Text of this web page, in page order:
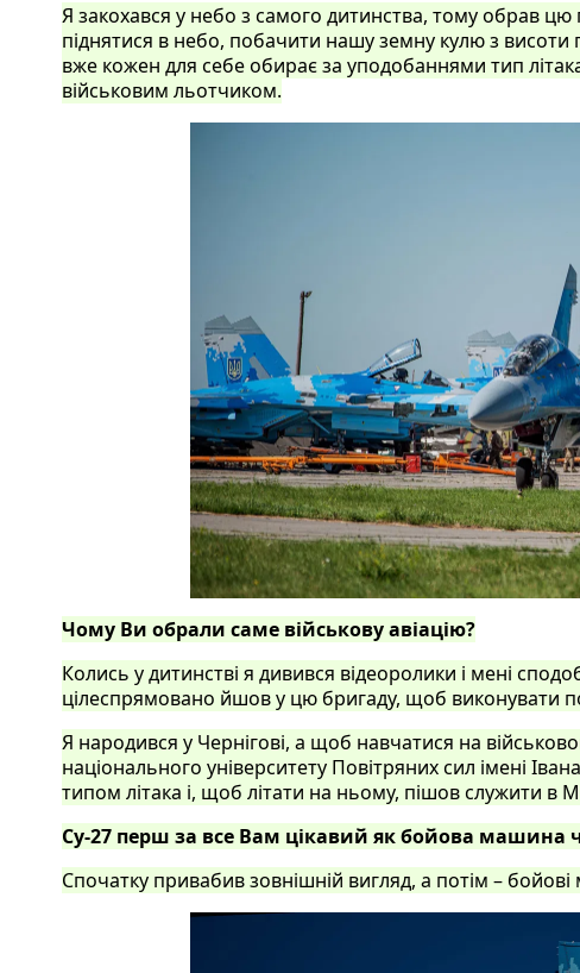
Я закохався у небо з самого дитинства, тому обрав
піднятися в небо, побачити нашу земну кулю з
вже кожен для себе обирає за уподобаннями тип
військовим льотчиком.
Чому Ви обрали саме військову авіацію?
Колись у дитинстві я дивився відеоролики і мені
цілеспрямовано йшов у цю бригаду, щоб виконувати
Я народився у Чернігові, а щоб навчатися на
національного університету Повітряних сил імені
типом літака і, щоб літати на ньому, пішов служити в
Су-27 перш за все Вам цікавий як бойова машина
Спочатку привабив зовнішній вигляд, а потім – бойові